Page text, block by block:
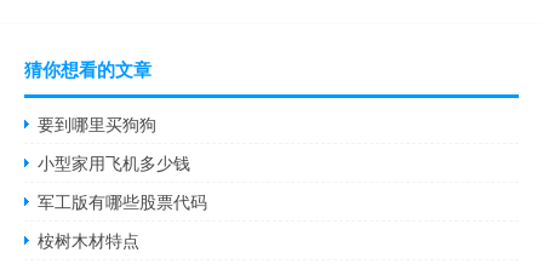
猜你想看的文章
要到哪里买狗狗
小型家用飞机多少钱
军工版有哪些股票代码
桉树木材特点